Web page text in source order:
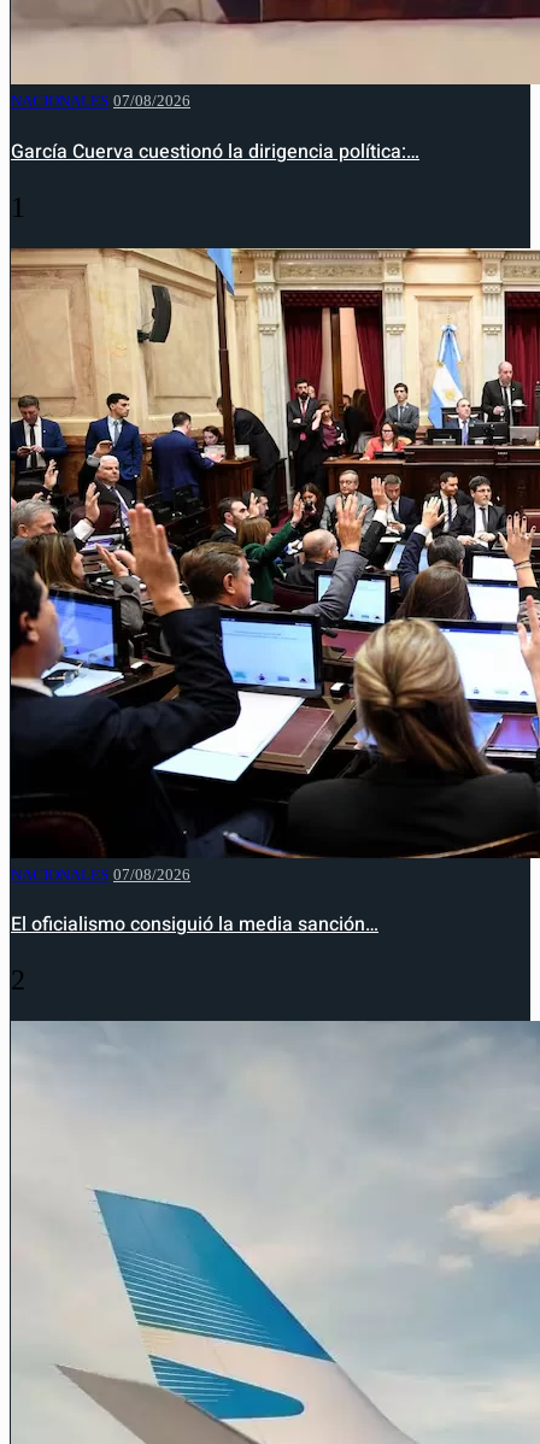
NACIONALES 07/08/2026
García Cuerva cuestionó la dirigencia política:…
1
NACIONALES 07/08/2026
El oficialismo consiguió la media sanción…
2